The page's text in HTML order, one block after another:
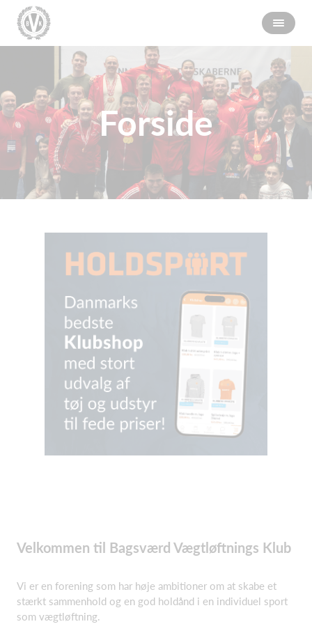
Forside
Velkommen til Bagsværd Vægtløftnings Klub
Vi er en forening som har høje ambitioner om at skabe et
stærkt sammenhold og en god holdånd i en individuel sport
som vægtløftning.